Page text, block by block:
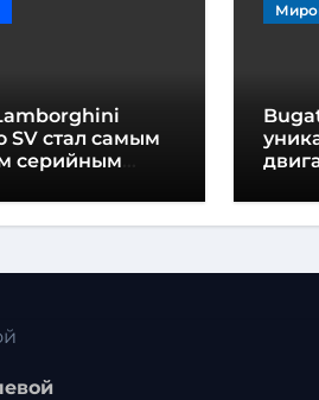
SV стал самым
серийным